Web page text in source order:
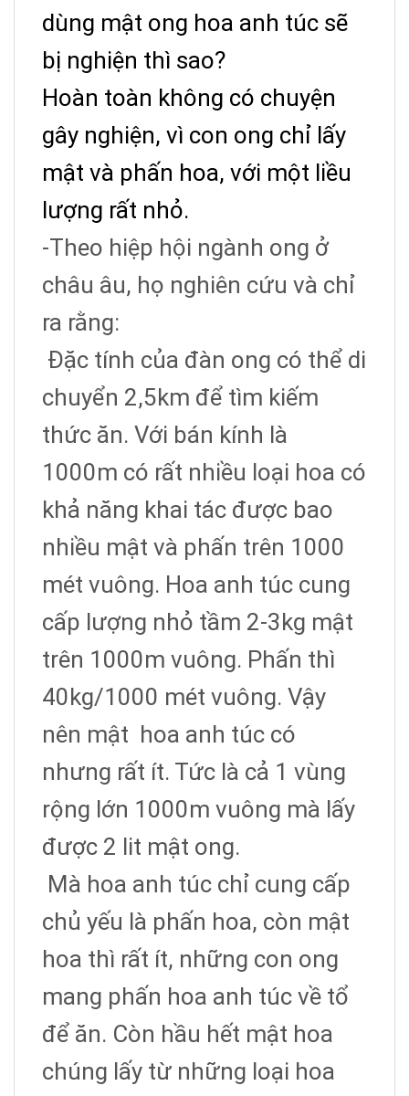
dùng mật ong hoa anh túc sẽ
bị nghiện thì sao?
Hoàn toàn không có chuyện
gây nghiện, vì con ong chỉ lấy
mật và phấn hoa, với một liều
lượng rất nhỏ.
-Theo hiệp hội ngành ong ở
châu âu, họ nghiên cứu và chỉ
ra rằng:
Đặc tính của đàn ong có thể di
chuyển 2,5km để tìm kiếm
thức ăn. Với bán kính là
1000m có rất nhiều loại hoa có
khả năng khai tác được bao
nhiều mật và phấn trên 1000
mét vuông. Hoa anh túc cung
cấp lượng nhỏ tầm 2-3kg mật
trên 1000m vuông. Phấn thì
40kg/1000 mét vuông. Vậy
nên mật hoa anh túc có
nhưng rất ít. Tức là cả 1 vùng
rộng lớn 1000m vuông mà lấy
được 2 lit mật ong.
Mà hoa anh túc chỉ cung cấp
chủ yếu là phấn hoa, còn mật
hoa thì rất ít, những con ong
mang phấn hoa anh túc về tổ
để ăn. Còn hầu hết mật hoa
chúng lấy từ những loại hoa